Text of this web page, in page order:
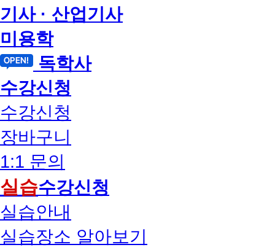
기사 · 산업기사
미용학
독학사
수강신청
수강신청
장바구니
1:1 문의
실습수강신청
실습안내
실습장소 알아보기